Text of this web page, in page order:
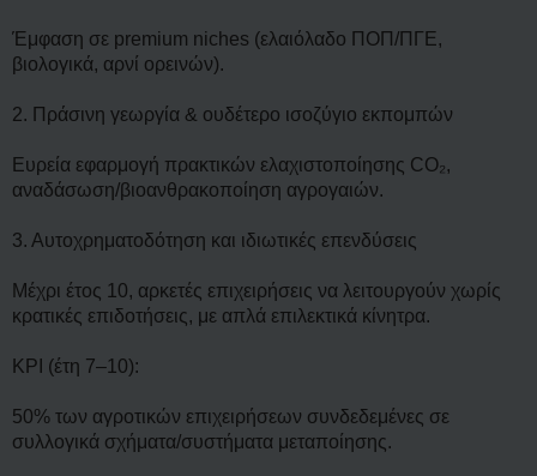
Έμφαση σε premium niches (ελαιόλαδο ΠΟΠ/ΠΓΕ,
βιολογικά, αρνί ορεινών).
2. Πράσινη γεωργία & ουδέτερο ισοζύγιο εκπομπών
Ευρεία εφαρμογή πρακτικών ελαχιστοποίησης CO₂,
αναδάσωση/βιοανθρακοποίηση αγρογαιών.
3. Αυτοχρηματοδότηση και ιδιωτικές επενδύσεις
Μέχρι έτος 10, αρκετές επιχειρήσεις να λειτουργούν χωρίς
κρατικές επιδοτήσεις, με απλά επιλεκτικά κίνητρα.
KPI (έτη 7–10):
50% των αγροτικών επιχειρήσεων συνδεδεμένες σε
συλλογικά σχήματα/συστήματα μεταποίησης.